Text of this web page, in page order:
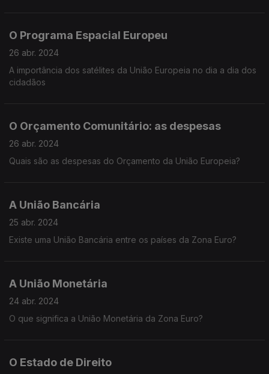
O Programa Espacial Europeu
26 abr. 2024
A importância dos satélites da União Europeia no dia a dia dos
cidadãos
O Orçamento Comunitário: as despesas
26 abr. 2024
Quais são as despesas do Orçamento da União Europeia?
A União Bancária
25 abr. 2024
Existe uma União Bancária entre os países da Zona Euro?
A União Monetária
24 abr. 2024
O que significa a União Monetária da Zona Euro?
O Estado de Direito